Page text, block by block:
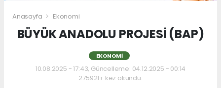
Anasayfa Ekonomi
BÜYÜK ANADOLU PROJESİ (BAP)
EKONOMI
10.08.2025 - 17:43, Güncelleme: 04.12.2025 - 00:14
275921+ kez okundu.